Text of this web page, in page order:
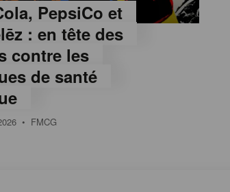
PepsiCo et
: en tête des
contre les
de santé
• FMCG